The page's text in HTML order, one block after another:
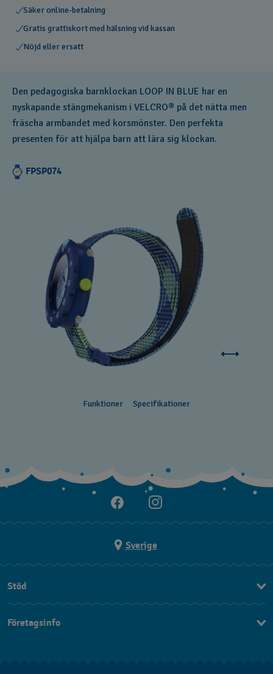
Säker online-betalning
Gratis grattiskort med hälsning vid kassan
Nöjd eller ersatt
Den pedagogiska barnklockan LOOP IN BLUE har en
nyskapande stängmekanism i VELCRO® på det nätta men
fräscha armbandet med korsmönster. Den perfekta
presenten för att hjälpa barn att lära sig klockan.
FPSP074
Funktioner Specifikationer
Sverige
Stöd
FAQ
Företagsinfo